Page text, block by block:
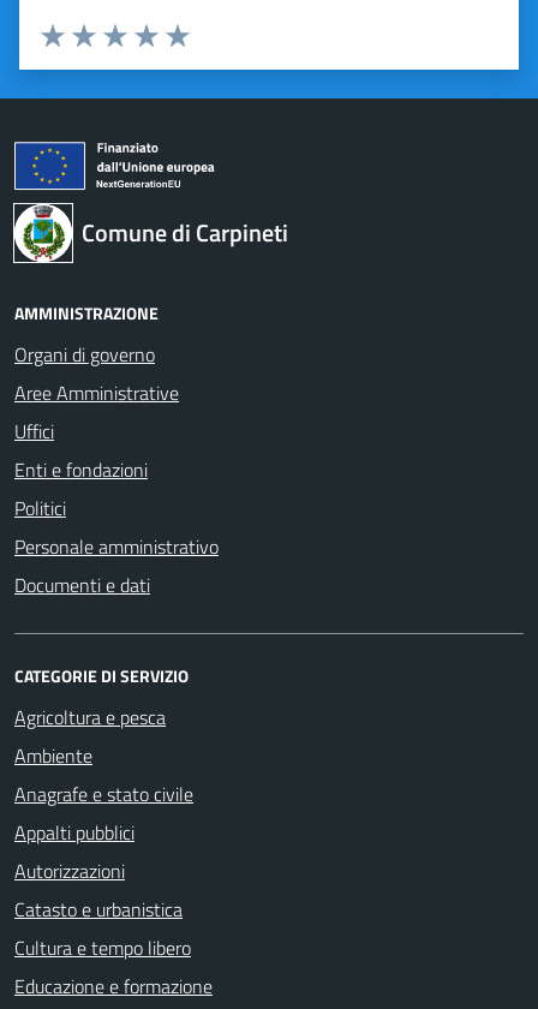
Valuta 5 stelle su 5
Valuta 4 stelle su 5
Valuta 3 stelle su 5
Valuta 2 stelle su 5
Valuta 1 stelle su 5
Comune di Carpineti
AMMINISTRAZIONE
Organi di governo
Aree Amministrative
Uffici
Enti e fondazioni
Politici
Personale amministrativo
Documenti e dati
CATEGORIE DI SERVIZIO
Agricoltura e pesca
Ambiente
Anagrafe e stato civile
Appalti pubblici
Autorizzazioni
Catasto e urbanistica
Cultura e tempo libero
Educazione e formazione